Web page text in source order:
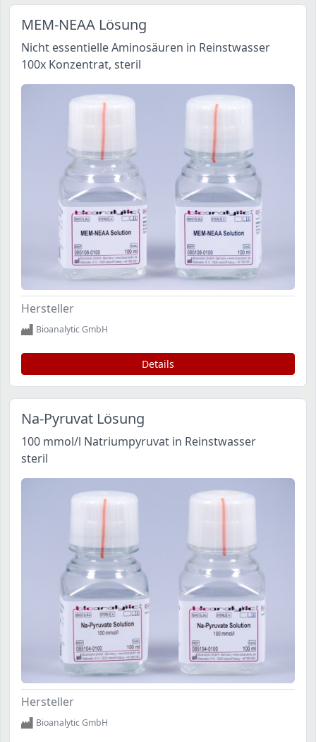
MEM-NEAA Lösung
Nicht essentielle Aminosäuren in Reinstwasser
100x Konzentrat, steril
Hersteller
Bioanalytic GmbH
Details
Na-Pyruvat Lösung
100 mmol/l Natriumpyruvat in Reinstwasser
steril
Hersteller
Bioanalytic GmbH